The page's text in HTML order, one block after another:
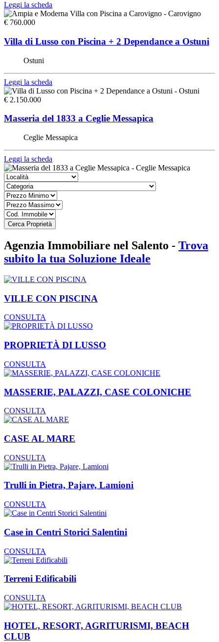
Leggi la scheda
€ 760.000
Villa di Lusso con Piscina + 2 Dependance a Ostuni
Ostuni
Leggi la scheda
€ 2.150.000
Masseria del 1833 a Ceglie Messapica
Ceglie Messapica
Leggi la scheda
Cerca Proprietà
Agenzia Immobiliare nel Salento - Trova
subito la tua Soluzione Ideale
VILLE CON PISCINA
CONSULTA
PROPRIETÀ DI LUSSO
CONSULTA
MASSERIE, PALAZZI, CASE COLONICHE
CONSULTA
CASE AL MARE
CONSULTA
Trulli in Pietra, Pajare, Lamioni
CONSULTA
Case in Centri Storici Salentini
CONSULTA
Terreni Edificabili
CONSULTA
HOTEL, RESORT, AGRITURISMI, BEACH
CLUB